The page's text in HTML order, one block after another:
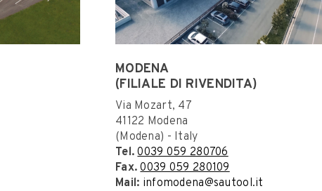
MODENA
(FILIALE DI RIVENDITA)
Via Mozart, 47
41122 Modena
(Modena) - Italy
Tel.0039 059 280706
Fax.0039 059 280109
Mail: infomodena@sautool.it